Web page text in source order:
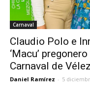
Carnaval
Claudio Polo e
‘Macu’
Carnaval de Vélez
Daniel Ramírez - 5